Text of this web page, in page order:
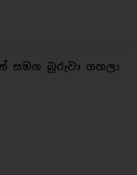
සමග බූරුවා ගහලා